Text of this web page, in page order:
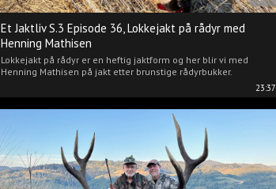
23:37
Et Jaktliv S.3 Episode 36, Lokkejakt på rådyr med
Henning Mathisen
Lokkejakt på rådyr er en heftig jaktform og her blir vi med
Henning Mathisen på jakt etter brunstige rådyrbukker.